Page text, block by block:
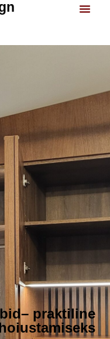
praktiline